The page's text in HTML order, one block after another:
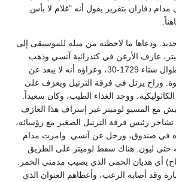
دفاران بتقرير يقول أنه "غلام لا بأس
ودعاها ما لاحظته من ميله للموسيقى إلى
عازف الأرغن في كتدرائية آنسي وذهب
جان-جاك ليعيش معه طوال شتاء 1729-30، وعزاؤه أنه لا يبعد عن
وراح يرتل في فرقة الترتيل ويعزف على
ووجد الغذاء الطيب، وكان سعيداً.
مع المسيو لوميتر غير إسراف هذا العازف
رئيس فرقة الترتيل الصغير مع رؤسائه،
في صندوق، ورحل عن آنسي. وامرت مدام
حتى ليون. هناك سقط لوميتر على الطريق
أي هذيان الحمى الذي يصيب مدمني الخمر.
وقد أصابه الرعب، وأعطاهم العنوان الذي